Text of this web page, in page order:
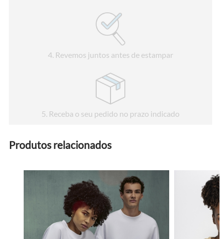
4. Revemos juntos antes de estampar
5. Receba o seu pedido no prazo indicado
Produtos relacionados